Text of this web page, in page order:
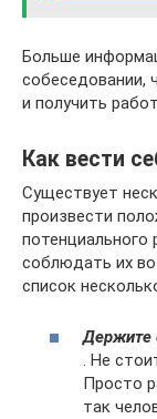
Больше
собеседовании,
и получить
Как вести
Существует
произвести
соблюдать их
список
Держите
. Не
Просто
так